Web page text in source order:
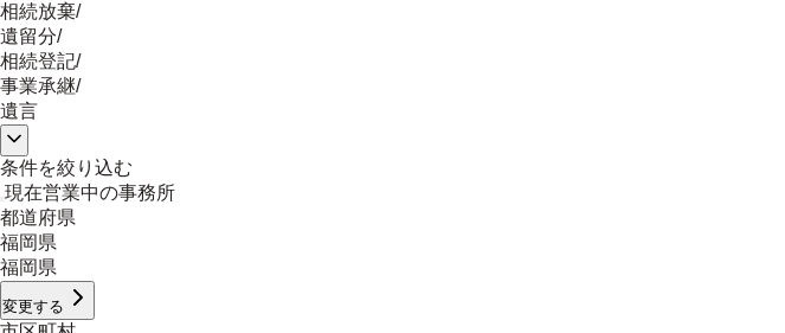
相続放棄/
遺留分/
相続登記/
事業承継/
遺言
条件を絞り込む
現在営業中の事務所
都道府県
福岡県
福岡県
変更する